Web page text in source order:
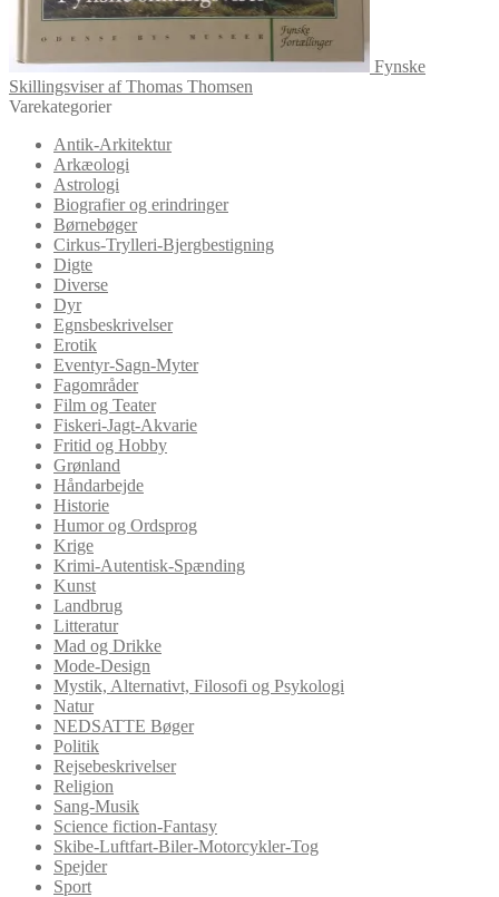
Fynske
Skillingsviser af Thomas Thomsen
Varekategorier
Antik-Arkitektur
Arkæologi
Astrologi
Biografier og erindringer
Børnebøger
Cirkus-Trylleri-Bjergbestigning
Digte
Diverse
Dyr
Egnsbeskrivelser
Erotik
Eventyr-Sagn-Myter
Fagområder
Film og Teater
Fiskeri-Jagt-Akvarie
Fritid og Hobby
Grønland
Håndarbejde
Historie
Humor og Ordsprog
Krige
Krimi-Autentisk-Spænding
Kunst
Landbrug
Litteratur
Mad og Drikke
Mode-Design
Mystik, Alternativt, Filosofi og Psykologi
Natur
NEDSATTE Bøger
Politik
Rejsebeskrivelser
Religion
Sang-Musik
Science fiction-Fantasy
Skibe-Luftfart-Biler-Motorcykler-Tog
Spejder
Sport